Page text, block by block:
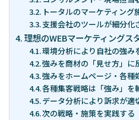
トータルのマーケティング
支援会社のツールが細分化
理想のWEBマーケティングス
環境分析により自社の強み
強みを商材の「見せ方」に
強みをホームページ・各種
各種集客戦略は「強み」を
データ分析により訴求が適
次の戦略・施策を実践する